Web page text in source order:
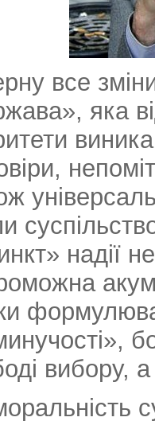
все
яка
надії